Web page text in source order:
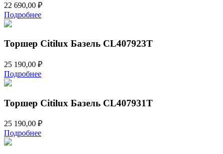
22 690,00 ₽
Подробнее
Торшер Citilux Базель CL407923T
25 190,00 ₽
Подробнее
Торшер Citilux Базель CL407931T
25 190,00 ₽
Подробнее